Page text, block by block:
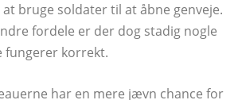
bruge soldater til at åbne genveje.
fordele er der dog stadig nogle
fungerer korrekt.
har en mere jævn chance for